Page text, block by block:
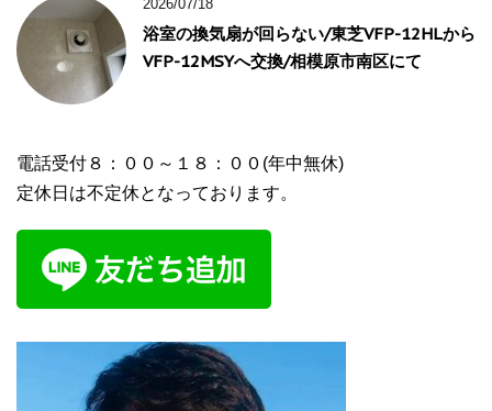
2026/07/18
浴室の換気扇が回らない/東芝VFP-12HLから
VFP-12MSYへ交換/相模原市南区にて
電話受付８：００～１８：００(年中無休)
定休日は不定休となっております。